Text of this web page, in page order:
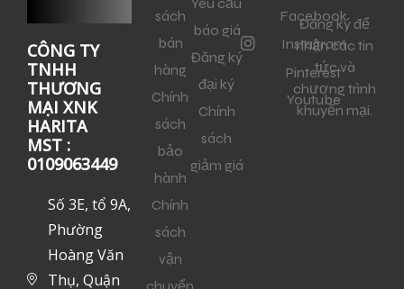
CÔNG TY
TNHH
THƯƠNG
MẠI XNK
HARITA
MST :
0109063449
Số 3E, tổ 9A,
Phường
Hoàng Văn
Thụ, Quận
sách
bán
hàng
Chính
sách
bảo
hành
Chính
sách
vận
báo giá
Đăng ký
đại ký
Chính
sách
giảm giá
Facebook
Instagram
Pinterest
Youtube
Đăng ký để
nhận các tin
tức và
chương trình
khuyến mại.